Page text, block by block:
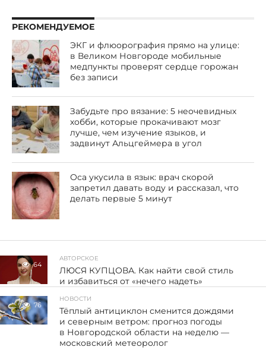
РЕКОМЕНДУЕМОЕ
ЭКГ и флюорография прямо на улице:
в Великом Новгороде мобильные
медпункты проверят сердце горожан
без записи
Забудьте про вязание: 5 неочевидных
хобби, которые прокачивают мозг
лучше, чем изучение языков, и
задвинут Альцгеймера в угол
Оса укусила в язык: врач скорой
запретил давать воду и рассказал, что
делать первые 5 минут
64
АВТОРСКОЕ
ЛЮСЯ КУПЦОВА. Как найти свой стиль
и избавиться от «нечего надеть»
76
НОВОСТИ
Тёплый антициклон сменится дождями
и северным ветром: прогноз погоды
в Новгородской области на неделю —
московский метеоролог